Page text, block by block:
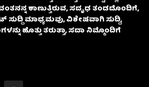
ಕಾಣುತ್ತಿರುವ, ಸದೃಢ ತಂಡದೊಂದಿಗೆ,
ಮಾಧ್ಯಮವು, ವಿಶೇಷವಾಗಿ ಸುದ್ದಿ,
ಹೊತ್ತು ತರುತ್ತಾ, ಸದಾ ನಿಮ್ಮೊಂದಿಗೆ